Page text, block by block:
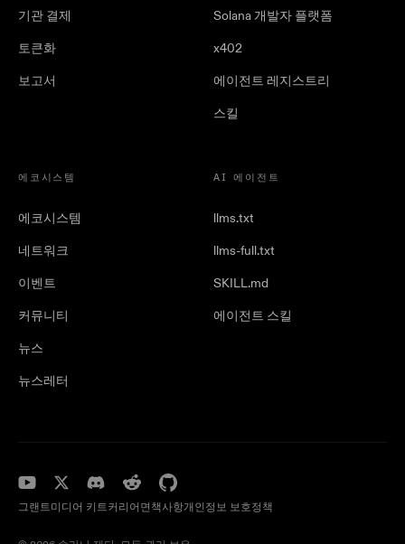
기관 결제
토큰화
보고서
Solana 개발자 플랫폼
x402
에이전트 레지스트리
스킬
에코시스템
에코시스템
네트워크
이벤트
커뮤니티
뉴스
뉴스레터
AI 에이전트
llms.txt
llms-full.txt
SKILL.md
에이전트 스킬
그랜트미디어 키트커리어 면책사항개인정보 보호정책